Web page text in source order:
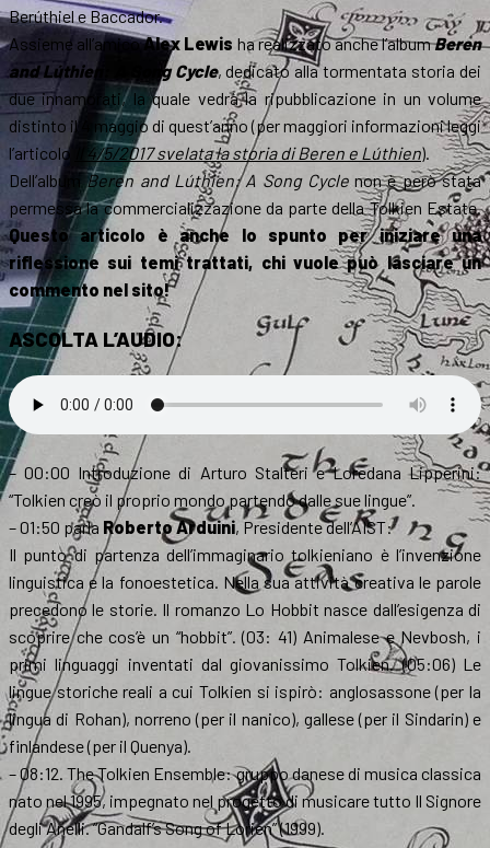
Berúthiel e Baccador.
Assieme all’amicoAlex Lewis ha realizzato anche l’albumBeren
and Lúthien: A Song Cycle, dedicato alla tormentata storia dei
due innamorati, la quale vedrà la ripubblicazione in un volume
distinto il 4 maggio di quest’anno (per maggiori informazioni leggi
l’articolo
Il 4/5/2017 svelata la storia di Beren e Lúthien).
Dell’album Beren and Lúthien: A Song Cyclenon è però stata
permessa la commercializzazione da parte della Tolkien Estate.
Questo articolo è anche lo spunto per iniziare una
riflessione sui temi trattati, chi vuole può lasciare un
commento nel sito!
ASCOLTA L’AUDIO:
– 00:00 Introduzione di Arturo Stalteri e Loredana Lipperini:
“Tolkien creò il proprio mondo partendo dalle sue lingue”.
– 01:50 parla Roberto Arduini, Presidente dell’AIST:
Il punto di partenza dell’immaginario tolkieniano è l’invenzione
linguistica e la fonoestetica. Nella sua attività creativa le parole
precedono le storie. Il romanzo Lo Hobbit nasce dall’esigenza di
scoprire che cos’è un “hobbit”. (03: 41) Animalese e Nevbosh, i
primi linguaggi inventati dal giovanissimo Tolkien. (05:06) Le
lingue storiche reali a cui Tolkien si ispirò: anglosassone (per la
lingua di Rohan), norreno (per il nanico), gallese (per il Sindarin) e
finlandese (per il Quenya).
– 08:12. The Tolkien Ensemble: gruppo danese di musica classica
nato nel 1995, impegnato nel progetto di musicare tutto Il Signore
degli Anelli. “Gandalf’s Song of Lorien” (1999).